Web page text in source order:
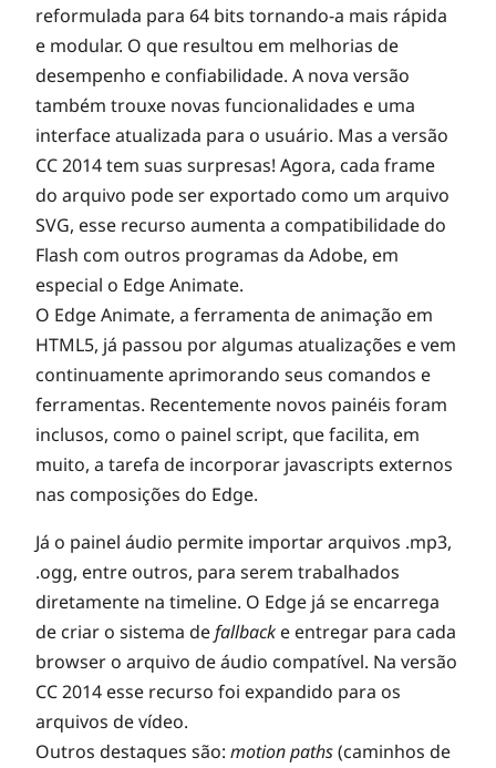
reformulada para 64 bits tornando-a mais rápida
e modular. O que resultou em melhorias de
desempenho e confiabilidade. A nova versão
também trouxe novas funcionalidades e uma
interface atualizada para o usuário. Mas a versão
CC 2014 tem suas surpresas! Agora, cada frame
do arquivo pode ser exportado como um arquivo
SVG, esse recurso aumenta a compatibilidade do
Flash com outros programas da Adobe, em
especial o Edge Animate.
O Edge Animate, a ferramenta de animação em
HTML5, já passou por algumas atualizações e vem
continuamente aprimorando seus comandos e
ferramentas. Recentemente novos painéis foram
inclusos, como o painel script, que facilita, em
muito, a tarefa de incorporar javascripts externos
nas composições do Edge.
Já o painel áudio permite importar arquivos .mp3,
.ogg, entre outros, para serem trabalhados
diretamente na timeline. O Edge já se encarrega
de criar o sistema defallback e entregar para cada
browser o arquivo de áudio compatível. Na versão
CC 2014 esse recurso foi expandido para os
arquivos de vídeo.
Outros destaques são: motion paths(caminhos de